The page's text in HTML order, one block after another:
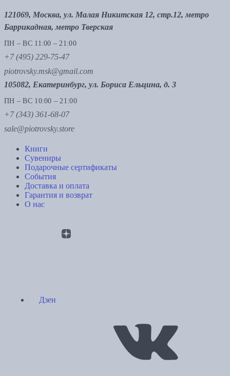
121069, Москва, ул. Малая Никитская 12, стр.12, метро
Баррикадная, метро Тверская
ПН – ВС 11:00 – 21:00
+7 (495) 229-75-47
piotrovsky.msk@gmail.com
105082, Екатеринбург, ул. Бориса Ельцина, д. 3
ПН – ВС 10:00 – 21:00
+7 (343) 361-68-07
sale@piotrovsky.store
Книги
Сувениры
Подарочные сертификаты
События
Доставка и оплата
Гарантия и возврат
О нас
Дзен